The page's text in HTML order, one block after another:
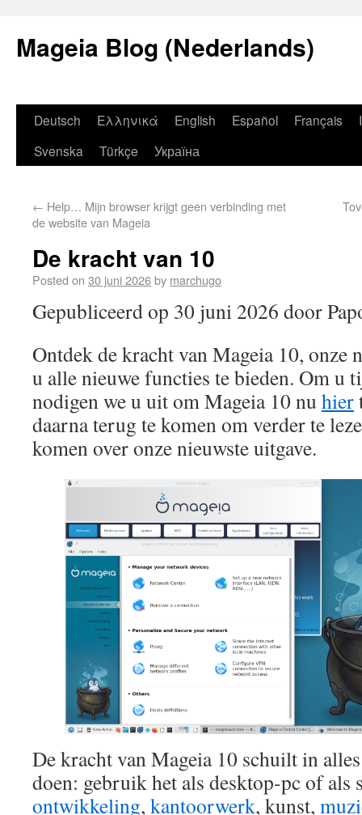
Mageia Blog (Nederlands)
Deutsch Ελληνικά English Español Français
Svenska
Türkçe Україна
← Help… Mijn browser krijgt geen verbinding met
de website van Mageia
De kracht van 10
Posted on 30 juni 2026by marchugo
Gepubliceerd op 30 juni 2026 door
Ontdek de kracht van Mageia 10, onze
u alle nieuwe functies te bieden. Om u
nodigen we u uit om Mageia 10 nu hier
daarna terug te komen om verder te
komen over onze nieuwste uitgave.
De kracht van Mageia 10 schuilt in
doen: gebruik het als desktop-pc of als
ontwikkeling, kantoorwerk, kunst,